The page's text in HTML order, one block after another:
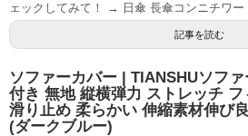
ェックしてみて！ → 日傘 長傘コンニチワ
記事を読む
ソファーカバー | TIANSHUソフ
付き 無地 縦横弾力 ストレッチ フ
滑り止め 柔らかい 伸縮素材伸び
(ダークブルー)